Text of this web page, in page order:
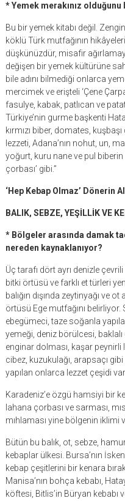
* Yemek merakınız
Bu bir yemek kitabı değil.
köklü Türk mutfağının
düşkünüzdür, misafir
değişen bir yemek kültürüne
bile adını bilmediği onlarca
mercimek ve erişteli ‘Çene
fasulye, kabak, patlıcan ve
Türkiye’nin gurme başkenti
kırmızı biber, domates,
lezzeti, Adana’nın nohut, un,
yoğurt, kuru nane ve pul
çorbası’ gibi.”
‘Hep Kebap Olmaz’ Dönerin
BALIK, SEBZE, YEŞİLLİK VE
* Bölgeler arasında damak
nereden kaynaklanıyor?
Üç tarafı dört ayrı denizle
bitki örtüsü ve farklı et türleri
balığın dışında zeytinyağı ve
örtüsü Ege mutfağını belirliyor.
ebegümeci, taze soğanla
yemeği, deniz börülcesi, baklalı
enginar dolması, kaşar peynirli
cibez, kuzukulağı, arapsaçı
yapılan onlarca lezzet çeşidi var.
Karadeniz’e özgü hamsiyi bir
lahana çorbası ve sarması,
mıhlaması yine bölgenin iklimi
Bütün bu balık, ot, sebze,
kebaplar ülkesi. Bursa’nın
kebap çeşitlerini bir kenara
Manisa’nın bohça kebabı,
köftesi, Bitlis’in Büryan kebabı